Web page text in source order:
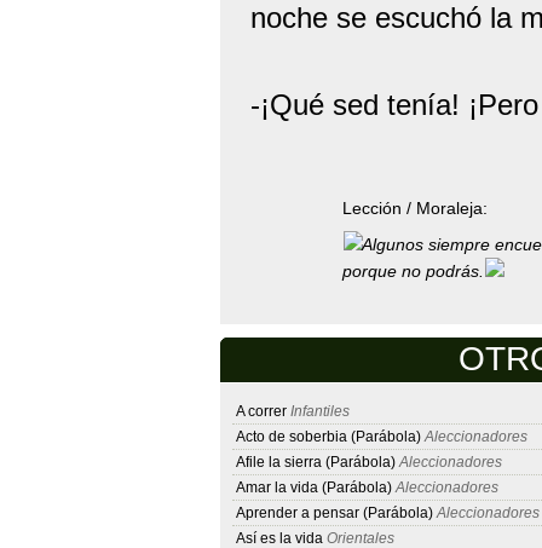
noche se escuchó la
-¡Qué sed tenía!
Lección / Moraleja:
Algunos siempre
porque no podrás.
A correr Infantiles
Acto de soberbia (Parábola)Aleccionadores
Afile la sierra (Parábola)Aleccionadores
Amar la vida (Parábola)Aleccionadores
Aprender a pensar (Parábola)Aleccionadores
Así es la vida Orientales